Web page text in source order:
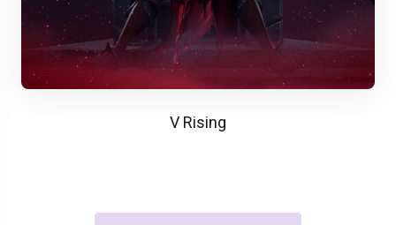
V Rising